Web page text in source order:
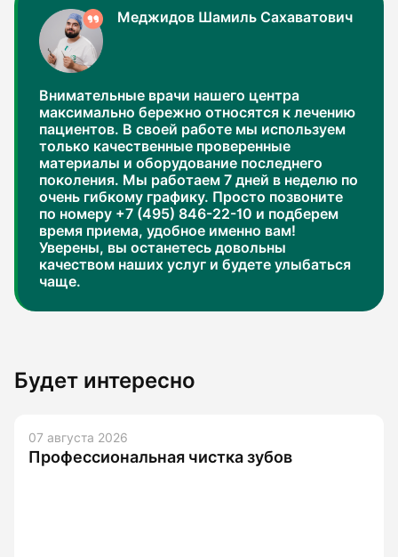
Меджидов Шамиль Сахаватович
Внимательные врачи нашего центра
максимально бережно относятся к лечению
пациентов. В своей работе мы используем
только качественные проверенные
материалы и оборудование последнего
поколения. Мы работаем 7 дней в неделю по
очень гибкому графику. Просто позвоните
по номеру +7 (495) 846-22-10 и подберем
время приема, удобное именно вам!
Уверены, вы останетесь довольны
качеством наших услуг и будете улыбаться
чаще.
Будет интересно
07 августа 2026
Профессиональная чистка зубов